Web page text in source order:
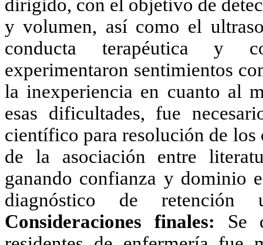
dirigido, con el objetivo de
y volumen, así como el
conducta terapéutica y
experimentaron sentimientos
la inexperiencia en cuanto al
esas dificultades, fue
científico para resolución de los
de la asociación entre
ganando confianza y dominio
diagnóstico de
Consideraciones finales: Se